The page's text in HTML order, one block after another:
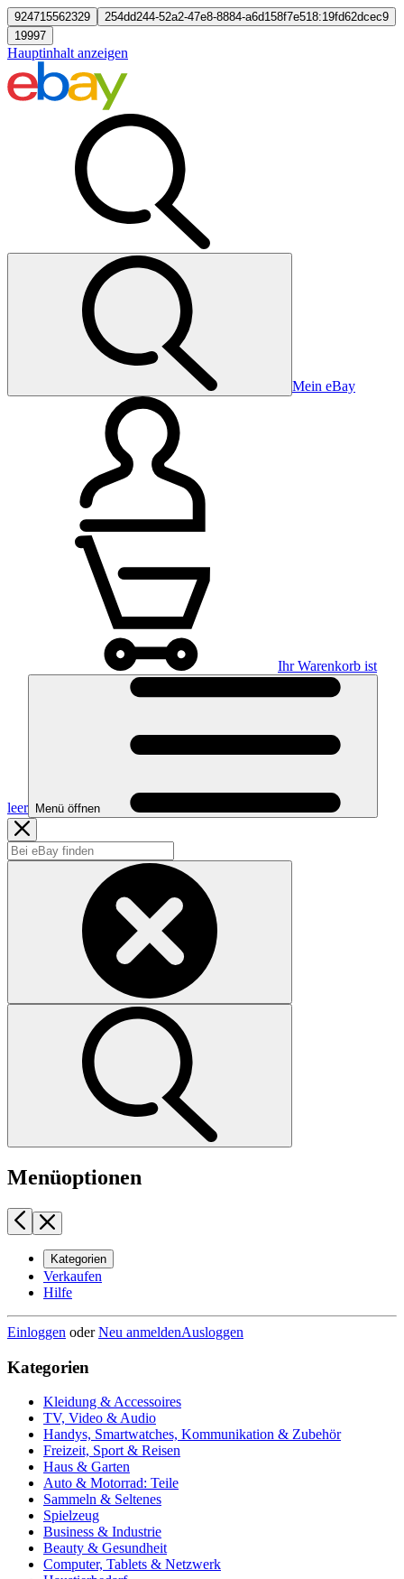
924715562329
254dd244-52a2-47e8-8884-a6d158f7e518:19fd62dcec9
19997
Hauptinhalt anzeigen
Mein eBay
Ihr Warenkorb ist
leer Menü öffnen
Menüoptionen
Kategorien
Verkaufen
Hilfe
Einloggen oderNeu anmeldenAusloggen
Kategorien
Kleidung & Accessoires
TV, Video & Audio
Handys, Smartwatches, Kommunikation & Zubehör
Freizeit, Sport & Reisen
Haus & Garten
Auto & Motorrad: Teile
Sammeln & Seltenes
Spielzeug
Business & Industrie
Beauty & Gesundheit
Computer, Tablets & Netzwerk